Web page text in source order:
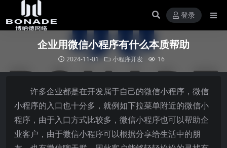
登录
企业用微信小程序有什么本质帮助
2024-11-01 小程序开发 16
许多企业都是在开发属于自己的微信小程序，微信
小程序的入口也十分多，就例如下拉菜单附近的微信小
程序，由于入口方式比较多，微信小程序也可以帮助企
业客户，由于微信小程序可以根据分享给生活中的朋